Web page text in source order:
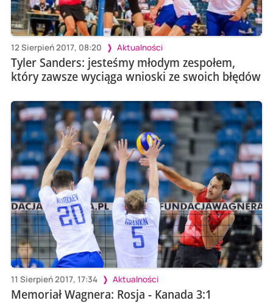
12 Sierpień 2017, 08:20 Aktualności
Tyler Sanders: jesteśmy młodym zespołem,
który zawsze wyciąga wnioski ze swoich błędów
11 Sierpień 2017, 17:34 Aktualności
Memoriał Wagnera: Rosja - Kanada 3:1